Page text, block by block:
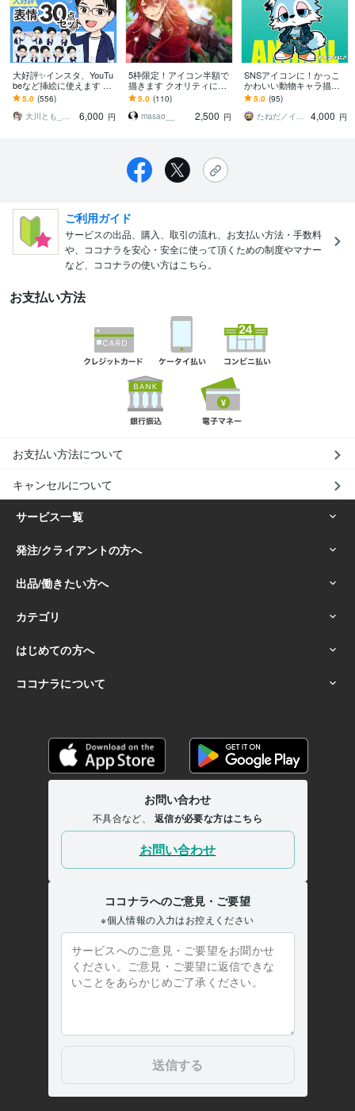
大好評✨インスタ、YouTu
beなど挿絵に使えます イ
ンスタ『フィード投稿』Y
ouTubeの動画、アイコン
に✨️
5.0 (556)
大川とも_イラストレーター
6,000 円
5枠限定！アイコン半額で
描きます クオリティには
自信ありなのでお任せく
ださい！
5.0 (110)
masao__
2,500 円
SNSアイコンに！かっこ
かわいい動物キャラ描き
ます ストリート系！かっ
こかわいい動物キャラ作
成｜修正無制限
5.0 (95)
たねだ／イラストレーター
4,000 円
ご利用ガイド
サービスの出品、購入、取引の流れ、お支払い方法・手数料
や、ココナラを安心・安全に使って頂くための制度やマナー
など、ココナラの使い方はこちら。
お支払い方法
お支払い方法について
キャンセルについて